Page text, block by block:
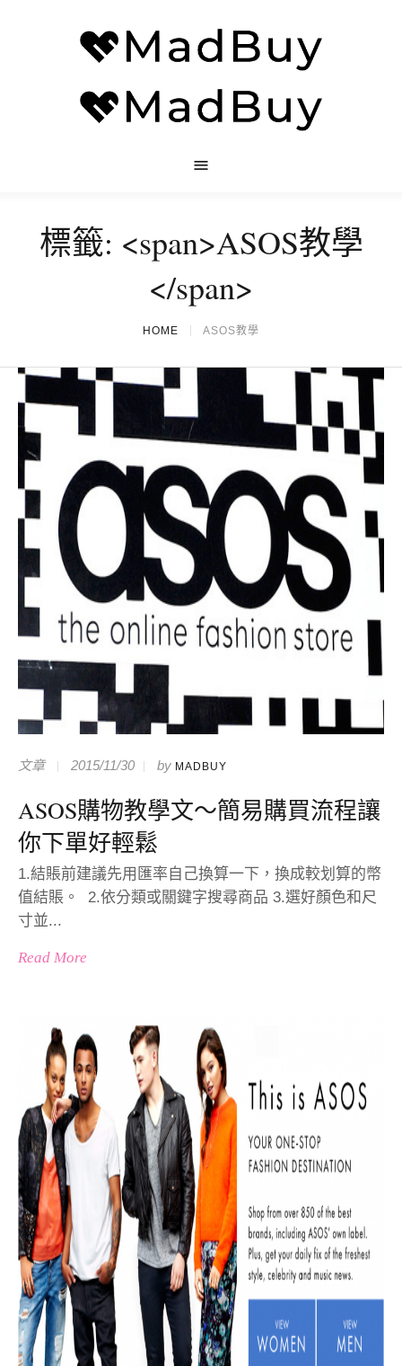
標籤: <span>ASOS教學
</span>
HOME ASOS教學
文章 2015/11/30 by MADBUY
ASOS購物教學文～簡易購買流程讓
你下單好輕鬆
1.結賬前建議先用匯率自己換算一下，換成較划算的幣
值結賬。 2.依分類或關鍵字搜尋商品 3.選好顏色和尺
寸並...
Read More